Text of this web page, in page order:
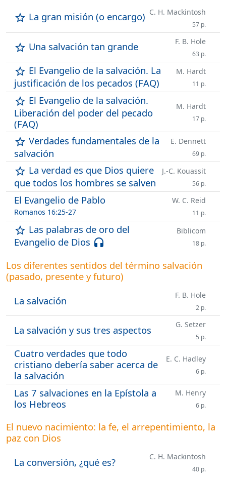
star_outline La gran misión (o encargo) C. H. Mackintosh
57 p.
star_outline Una salvación tan grande F. B. Hole
63 p.
star_outline El Evangelio de la salvación. La
justificación de los pecados (FAQ)
M. Hardt
11 p.
star_outline El Evangelio de la salvación.
Liberación del poder del pecado
(FAQ)
M. Hardt
17 p.
star_outline Verdades fundamentales de la
salvación
E. Dennett
69 p.
star_outline La verdad es que Dios quiere
que todos los hombres se salven
J.-C. Kouassit
56 p.
El Evangelio de Pablo
Romanos 16:25-27
W. C. Reid
11 p.
star_outline Las palabras de oro del
Evangelio de Dios headset
Biblicom
18 p.
Los diferentes sentidos del término salvación
(pasado, presente y futuro)
La salvación
F. B. Hole
2 p.
La salvación y sus tres aspectos G. Setzer
5 p.
Cuatro verdades que todo
cristiano debería saber acerca de
la salvación
E. C. Hadley
6 p.
Las 7 salvaciones en la Epístola a
los Hebreos
M. Henry
6 p.
El nuevo nacimiento: la fe, el arrepentimiento, la
paz con Dios
La conversión, ¿qué es?
C. H. Mackintosh
40 p.